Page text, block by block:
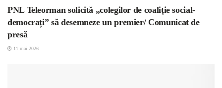
PNL Teleorman solicită „colegilor de coaliție social-
democrați” să desemneze un premier/ Comunicat de
presă
11 mai 2026